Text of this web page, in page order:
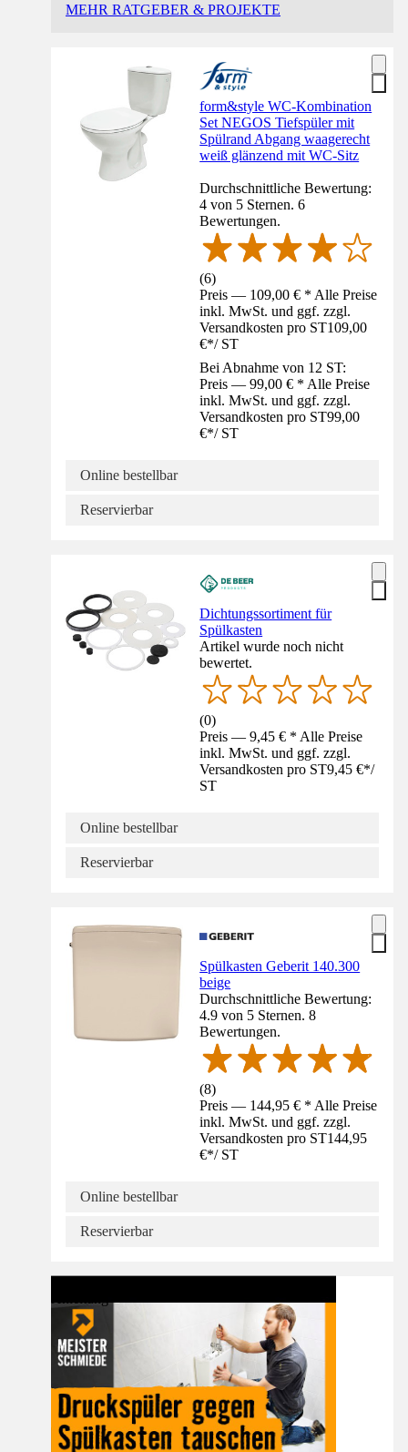
MEHR RATGEBER & PROJEKTE
form&style WC-Kombination
Set NEGOS Tiefspüler mit
Spülrand Abgang waagerecht
weiß glänzend mit WC-Sitz
Durchschnittliche Bewertung:
4 von 5 Sternen. 6
Bewertungen.
(6)
Preis — 109,00 € * Alle Preise
inkl. MwSt. und ggf. zzgl.
Versandkosten pro ST109,00
€*/ ST
Bei Abnahme von 12 ST:
Preis — 99,00 € * Alle Preise
inkl. MwSt. und ggf. zzgl.
Versandkosten pro ST99,00
€*/ ST
Online bestellbar
Reservierbar
Dichtungssortiment für
Spülkasten
Artikel wurde noch nicht
bewertet.
(0)
Preis — 9,45 € * Alle Preise
inkl. MwSt. und ggf. zzgl.
Versandkosten pro ST9,45 €*/
ST
Online bestellbar
Reservierbar
Spülkasten Geberit 140.300
beige
Durchschnittliche Bewertung:
4.9 von 5 Sternen. 8
Bewertungen.
(8)
Preis — 144,95 € * Alle Preise
inkl. MwSt. und ggf. zzgl.
Versandkosten pro ST144,95
€*/ ST
Online bestellbar
Reservierbar